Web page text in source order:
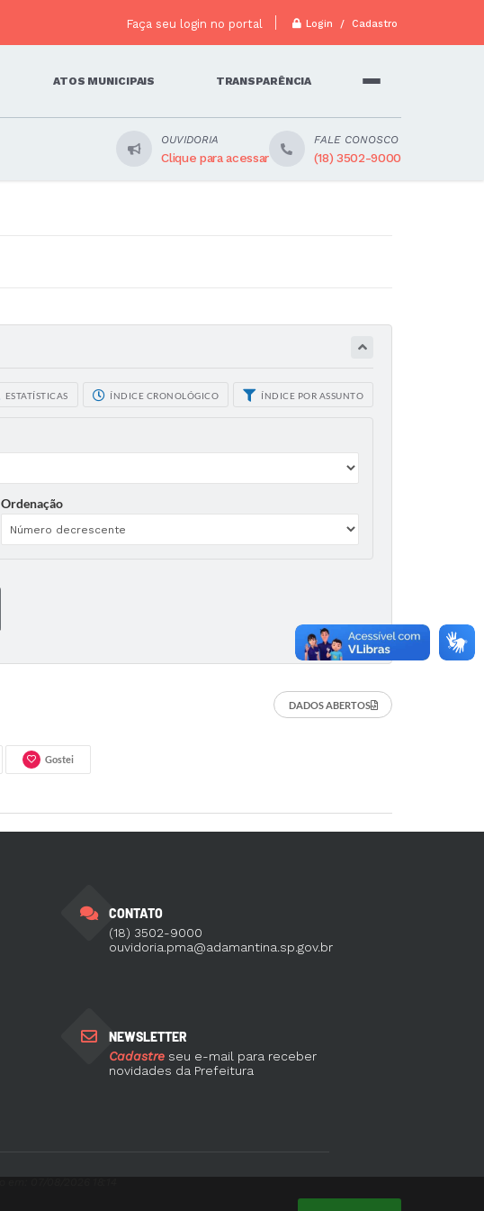
Faça seu login no portal Login / Cadastro
ATOS MUNICIPAIS TRANSPARÊNCIA
OUVIDORIA
Clique para acessar
FALE CONOSCO
(18) 3502-9000
ESTATÍSTICAS ÍNDICE CRONOLÓGICO ÍNDICE POR ASSUNTO
Ordenação
DADOS ABERTOS
Gostei
CONTATO
(18) 3502-9000
ouvidoria.pma@adamantina.sp.gov.br
NEWSLETTER
Cadastreseu e-mail para receber
novidades da Prefeitura